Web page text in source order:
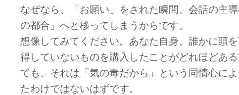
なぜなら、「お願い」をされた瞬間、会話の主
の都合」へと移ってしまうからです。
想像してみてください。あなた自身、誰かに頭
得していないものを購入したことがどれほどあ
ても、それは「気の毒だから」という同情心に
たわけではないはずです。